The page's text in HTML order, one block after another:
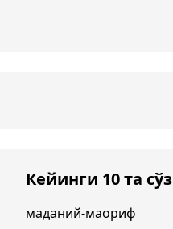
Кейинги 10 та сўз
маданий-маориф